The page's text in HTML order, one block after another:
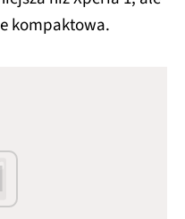
kompaktowa.